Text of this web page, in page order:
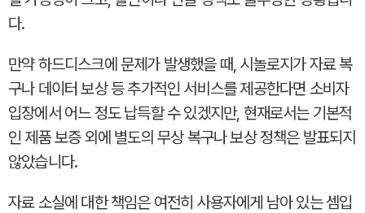
다.
만약 하드디스크에 문제가 발생했을 때, 시놀로지가 자료 복
구나 데이터 보상 등 추가적인 서비스를 제공한다면 소비자
입장에서 어느 정도 납득할 수 있겠지만, 현재로서는 기본적
인 제품 보증 외에 별도의 무상 복구나 보상 정책은 발표되지
않았습니다.
자료 소실에 대한 책임은 여전히 사용자에게 남아 있는 셈입